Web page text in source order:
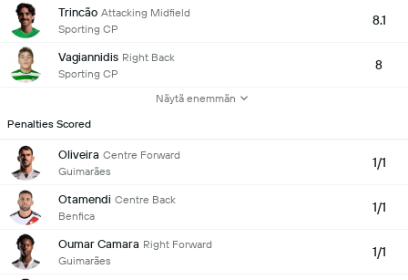
Trincão Attacking Midfield
Sporting CP
8.1
Vagiannidis Right Back
Sporting CP
8
Näytä enemmän
Penalties Scored
Oliveira Centre Forward
Guimarães
1/1
Otamendi Centre Back
Benfica
1/1
Oumar Camara Right Forward
Guimarães
1/1